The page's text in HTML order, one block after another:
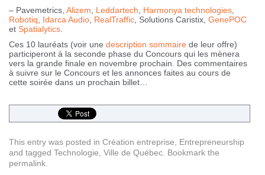
– Pavemetrics, Alizem Leddartech Harmonya technologies
Robotiq
Idarca Audio RealTraffic , Solutions Caristix, GenePOC
et Spatialytics
Ces 10 lauréats (voir une description sommaire de leur offre)
participeront à la seconde phase du Concours qui les mènera
vers la grande finale en novembre prochain. Des commentaires
à suivre sur le Concours et les annonces faites au cours de
cette soirée dans un prochain billet…
This entry was posted in Création entreprise
Entrepreneurship
and tagged Technologie Ville de Québec . Bookmark the
permalink